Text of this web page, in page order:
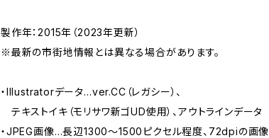
製作年：2015年（2023年更新）
※最新の市街地情報とは異なる場合があります。
・Illustratorデータ…ver.CC（レガシー）、
テキストイキ（モリサワ新ゴUD使用）、アウトラインデータ
・JPEG画像…長辺1300～1500ピクセル程度、72dpiの画像